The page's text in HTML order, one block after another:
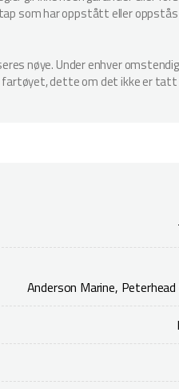
som har oppstått eller
nøye. Under enhver
fartøyet, dette om det ikke er
Anderson Marine,